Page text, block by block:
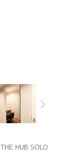
THE HUB SOLO